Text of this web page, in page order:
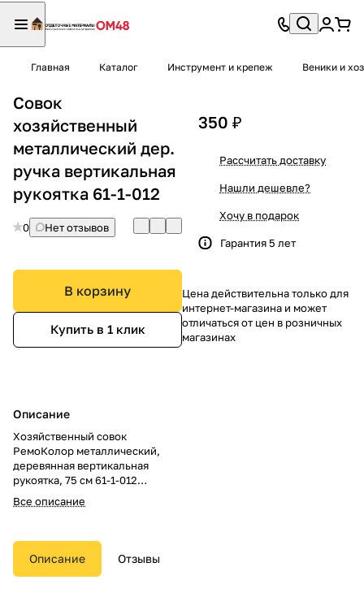
Главная Каталог Инструмент и крепеж Веники и
Совок
хозяйственный
металлический дер.
ручка вертикальная
рукоятка 61-1-012
0 Нет отзывов
В корзину
Купить в 1 клик
Описание
Хозяйственный совок
РемоКолор металлический,
деревянная вертикальная
рукоятка, 75 см 61-1-012
позволяет собирать мелкий
бытовой мусор при уборке в
производственных участках и
различных учреждениях.
Все описание
350 ₽
Рассчитать доставку
Нашли дешевле?
Хочу в подарок
Гарантия 5 лет
Цена действительна только для
интернет-магазина и может
отличаться от цен в розничных
магазинах
Описание Отзывы